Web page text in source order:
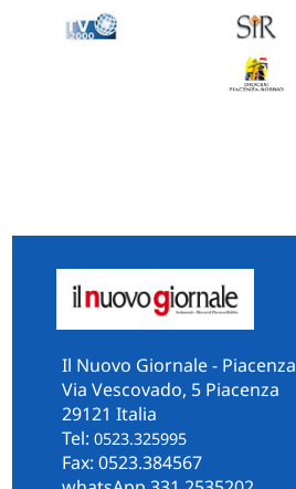
Il Nuovo Giornale - Piacenza
Via Vescovado, 5 Piacenza
29121 Italia
Tel: 0523.325995
Fax: 0523.384567